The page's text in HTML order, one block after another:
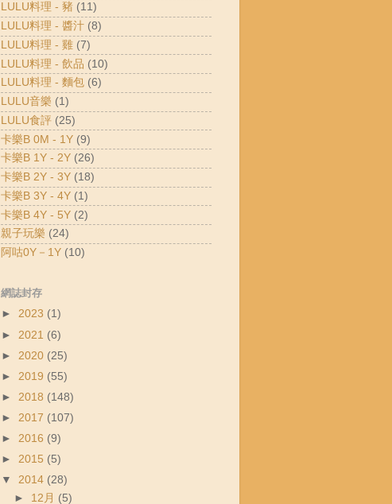
LULU料理 - 豬 (11)
LULU料理 - 醬汁 (8)
LULU料理 - 雞 (7)
LULU料理 - 飲品 (10)
LULU料理 - 麵包 (6)
LULU音樂 (1)
LULU食評 (25)
卡樂B 0M - 1Y (9)
卡樂B 1Y - 2Y (26)
卡樂B 2Y - 3Y (18)
卡樂B 3Y - 4Y (1)
卡樂B 4Y - 5Y (2)
親子玩樂 (24)
阿咕0Y－1Y (10)
網誌封存
► 2023 (1)
► 2021 (6)
► 2020 (25)
► 2019 (55)
► 2018 (148)
► 2017 (107)
► 2016 (9)
► 2015 (5)
▼ 2014 (28)
► 12月 (5)